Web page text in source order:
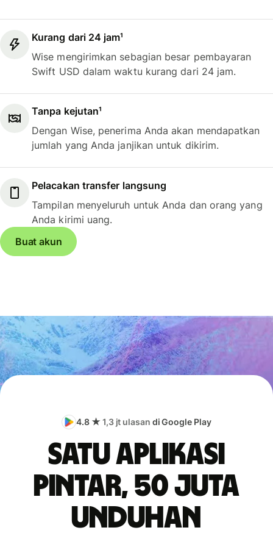
Kurang dari 24 jam¹
Wise mengirimkan sebagian besar pembayaran
Swift USD dalam waktu kurang dari 24 jam.
Tanpa kejutan¹
Dengan Wise, penerima Anda akan mendapatkan
jumlah yang Anda janjikan untuk dikirim.
Pelacakan transfer langsung
Tampilan menyeluruh untuk Anda dan orang yang
Anda kirimi uang.
Buat akun
4.8 ★ 1,3 jt ulasan di Google Play
Satu aplikasi
pintar, 50 juta
unduhan